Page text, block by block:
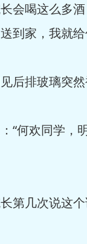
会喝这么多
到家，我就
后排玻璃突然
“何欢同学，
第几次说这